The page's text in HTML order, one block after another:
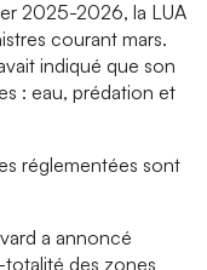
2025-2026, la LUA
courant mars.
indiqué que son
: eau, prédation et
réglementées sont
a annoncé
des zones